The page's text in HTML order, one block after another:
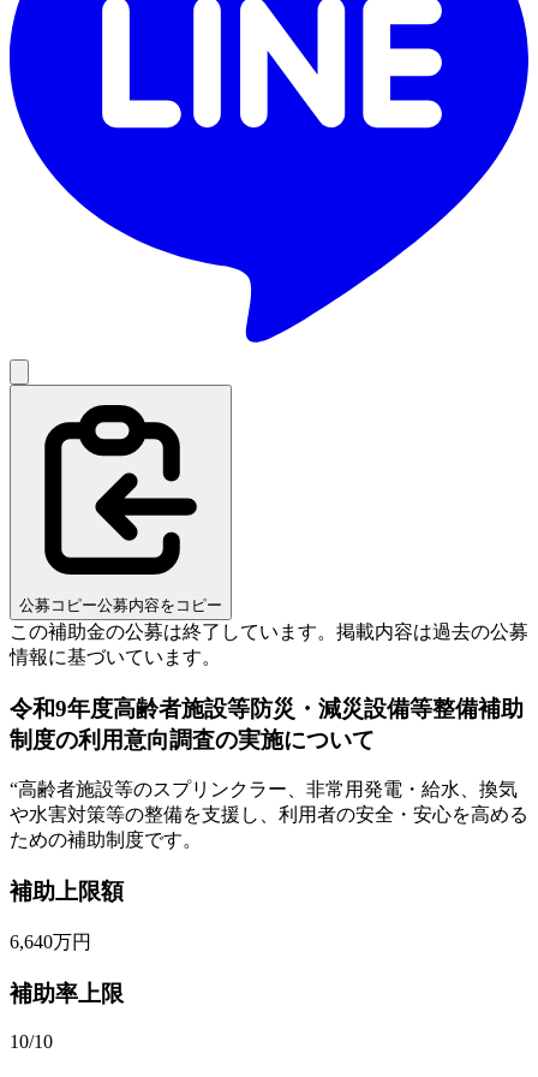
公募コピー公募内容をコピー
この補助金の公募は終了しています。 掲載内容は過去の公募
情報に基づいています。
令和9年度高齢者施設等防災・減災設備等整備補助
制度の利用意向調査の実施について
“高齢者施設等のスプリンクラー、非常用発電・給水、換気
や水害対策等の整備を支援し、利用者の安全・安心を高める
ための補助制度です。
補助上限額
6,640万円
補助率上限
10/10